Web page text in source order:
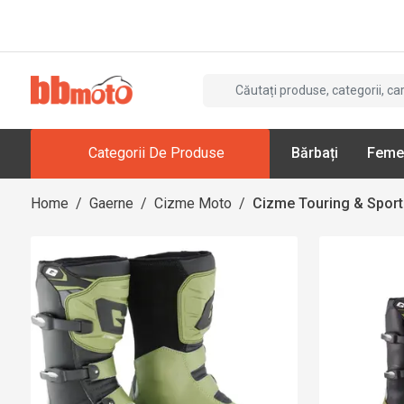
Categorii De Produse Bărbați
Home / Gaerne / Cizme Moto / Cizme Touring &